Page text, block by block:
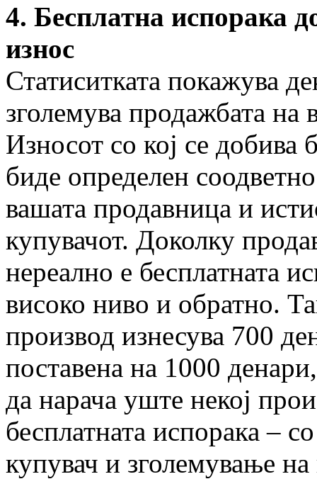
4. Бесплатна испорака
износ
Статиситката покажува
зголемува продажбата на
Износот со кој се добива
биде определен
вашата продавница и
купувачот. Доколку
нереално е бесплатната
високо ниво и обратно.
производ изнесува 700
поставена на 1000
да нарача уште некој
бесплатната испорака –
купувач и зголемување